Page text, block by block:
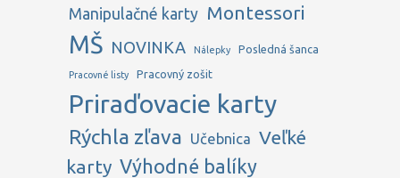
Manipulačné karty Montessori
MŠ NOVINKA Nálepky Posledná šanca
Pracovné listy Pracovný zošit
Priraďovacie karty
Rýchla zľava Učebnica Veľké
karty Výhodné balíky